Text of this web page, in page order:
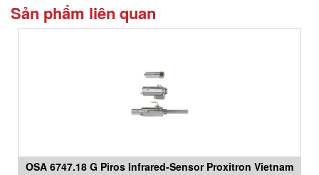
Sản phẩm liên quan
OSA 6747.18 G Piros Infrared-Sensor Proxitron Vietnam